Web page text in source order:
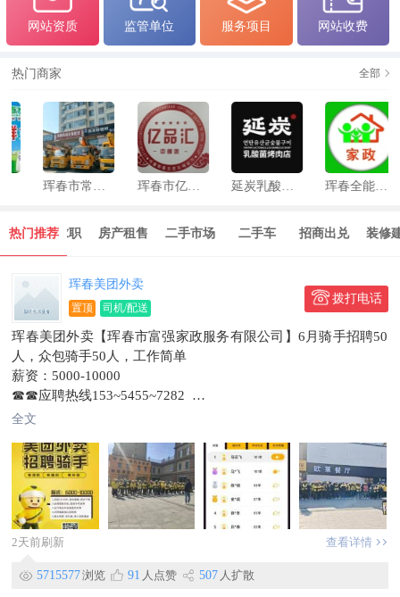
网站资质 监管单位 服务项目 网站收费
热门商家 全部
珲春市常顺机械设备租赁部 珲春市亿品汇俄货批发超市 延炭乳酸菌烤肉店 珲春全能办家政服务
热门推荐
招聘求职 房产租售 二手市场 二手车 招商出兑 装修建材
珲春美‭团‬‬外‍卖
置顶 司机/配送
拨打电话
珲春美团外卖【珲春市富强家政服务有限公司】6月骑手招聘50
人，众包骑手50人，工作简单
薪资：5000-10000
☎☎应聘热线153~5455~7282
微信号：15143388086
信息有效期2026/12/24
全文
2天前刷新 查看详情
5715577浏览 91 人点赞 507 人扩散